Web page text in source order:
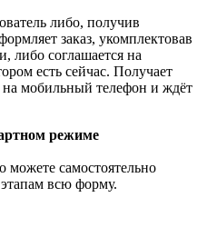
либо, получив
заказ, укомплектовав
либо соглашается на
есть сейчас. Получает
мобильный телефон и ждёт
режиме
самостоятельно
всю форму.